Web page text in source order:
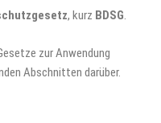
, kurz BDSG.
zur Anwendung
Abschnitten darüber.